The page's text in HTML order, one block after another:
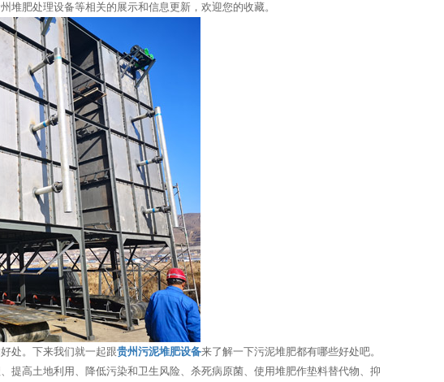
堆肥处理设备等相关的展示和信息更新，欢迎您的收藏。
处。下来我们就一起跟贵州污泥堆肥设备来了解一下污泥堆肥都有哪些好处吧。
提高土地利用、降低污染和卫生风险、杀死病原菌、使用堆肥作垫料替代物、抑